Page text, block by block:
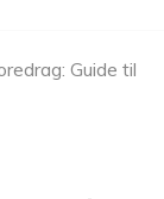
Guide til